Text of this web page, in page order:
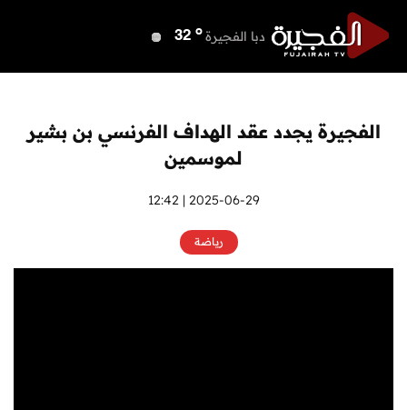
دبا الفجيرة 32 o
أم القيوين o
راس الخيمة 37 o
الفجيرة 32 o
الفجيرة يجدد عقد الهداف الفرنسي بن بشير
لموسمين
2025-06-29 | 12:42
رياضة